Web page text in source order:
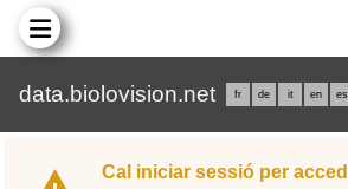
data.biolovision.net fr de it en es
Cal iniciar sessió per